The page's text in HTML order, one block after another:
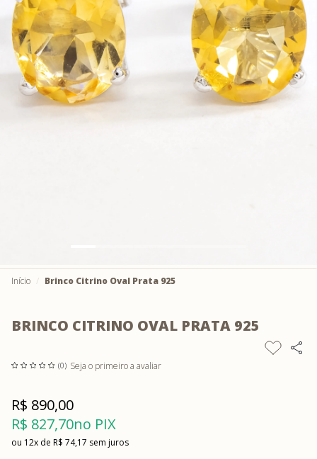
Início Brinco Citrino Oval Prata 925
BRINCO CITRINO OVAL PRATA 925
(0) Seja o primeiro a avaliar
R$ 827,70no PIX
R$ 890,00
12x R$ 74,17 sem juros